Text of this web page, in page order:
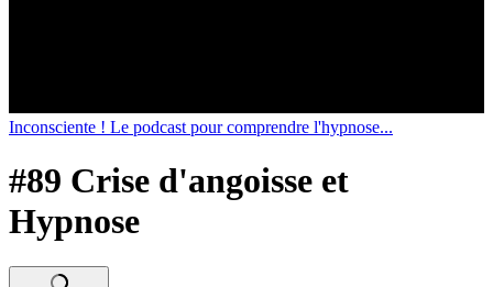
Inconsciente ! Le podcast pour comprendre l'hypnose...
#89 Crise d'angoisse et
Hypnose